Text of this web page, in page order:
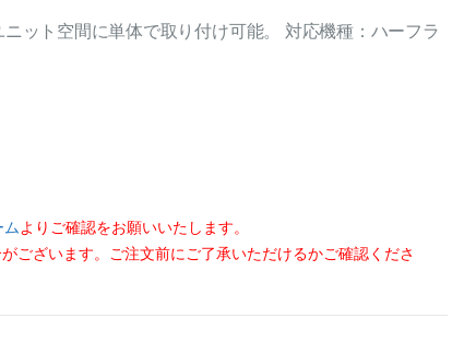
ット空間に単体で取り付け可能。 対応機種：ハーフラ
よりご確認をお願いいたします。
ございます。ご注文前にご了承いただけるかご確認くださ